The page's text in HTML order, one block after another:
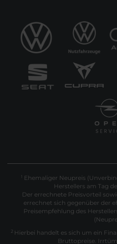
1 Ehemaliger Neupreis
Herstellers am Tag
Der errechnete Preisvorteil
errechnet sich gegenüber der
Preisempfehlung des
2 Hierbei handelt es sich um ein
Bruttopreise.